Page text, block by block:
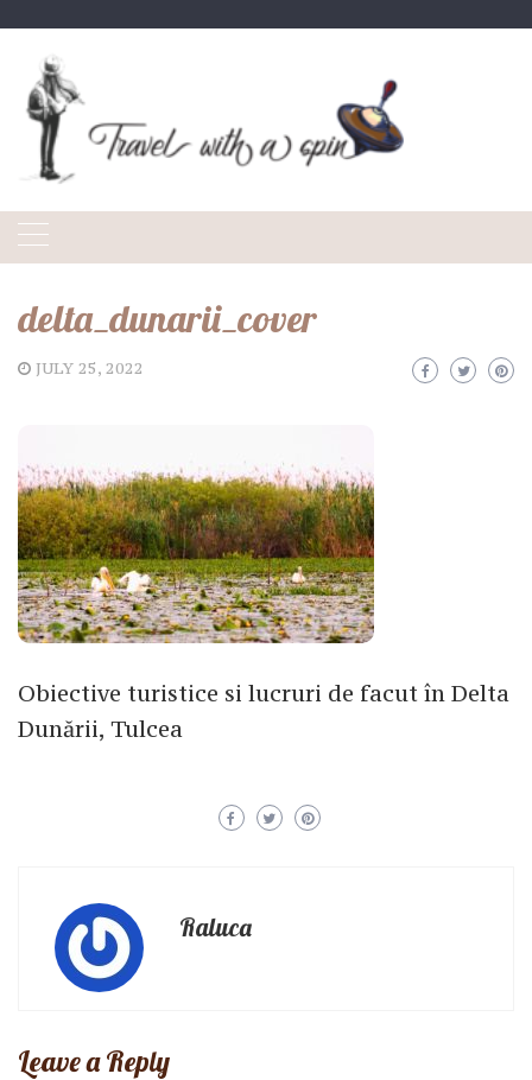
content
delta_dunarii_cover
JULY 25, 2022
Obiective turistice si lucruri de facut în Delta
Dunării, Tulcea
Raluca
Leave a Reply